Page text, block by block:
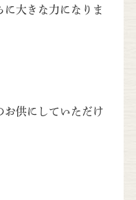
大きな力になりま
お供にしていただけ